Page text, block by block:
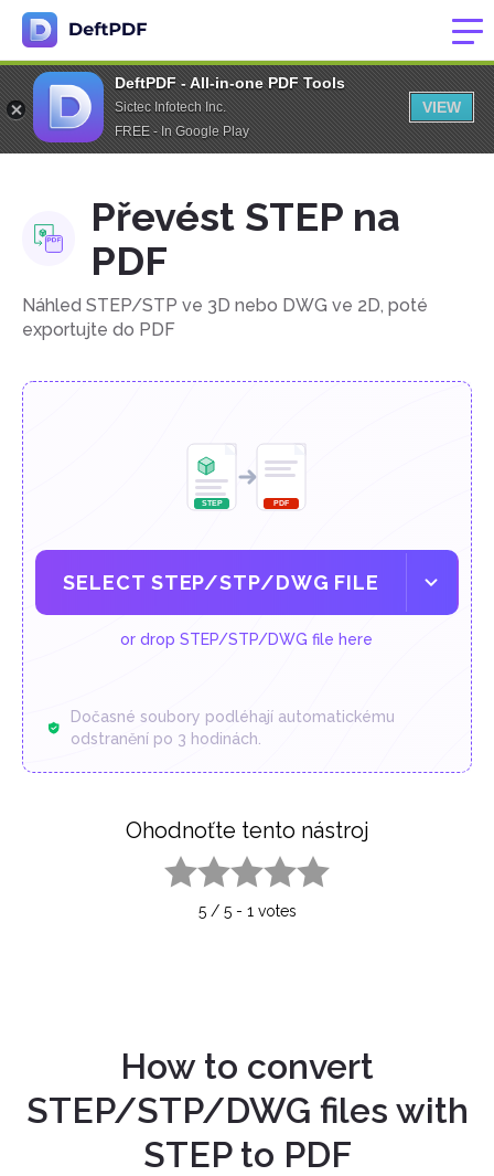
DeftPDF - All-in-one PDF Tools
Sictec Infotech Inc.
FREE - In Google Play
VIEW
Převést STEP na
PDF
Náhled STEP/STP ve 3D nebo DWG ve 2D, poté
exportujte do PDF
SELECT STEP/STP/DWG FILE
or drop STEP/STP/DWG file here
Dočasné soubory podléhají automatickému
odstranění po 3 hodinách.
Ohodnoťte tento nástroj
5/ 5- 1 votes
How to convert
STEP/STP/DWG files with
STEP to PDF